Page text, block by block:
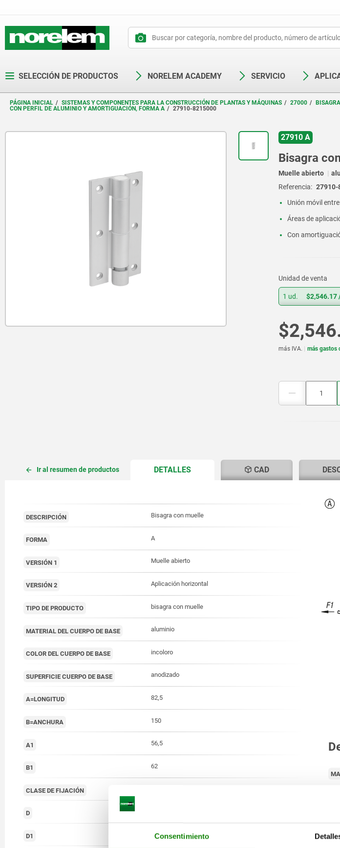
Consentimiento
SELECCIÓN DE PRODUCTOS NORELEM ACADEMY SERVICIO
PÁGINA INICIAL SISTEMAS Y COMPONENTES PARA LA CONSTRUCCIÓN DE PLANTAS Y MÁQUINAS 27000
CON PERFIL DE ALUMINIO Y AMORTIGUACIÓN, FORMA A
27910-8215000
27910 A
Bisagra
Muelle abierto
Referencia: 27910-
Unión móvil
Áreas de
Con
Unidad de venta
1 ud. $2,546.17
más IVA. más gastos
Ir al resumen de productos DETALLESCURRENT
CAD
DESCRIPCIÓN Bisagra con muelle
FORMA A
VERSIÓN 1 Muelle abierto
VERSIÓN 2 Aplicación horizontal
TIPO DE PRODUCTO bisagra con muelle
MATERIAL DEL CUERPO DE BASE aluminio
COLOR DEL CUERPO DE BASE incoloro
SUPERFICIE CUERPO DE BASE anodizado
A=LONGITUD 82,5
B=ANCHURA 150
A1 56,5
B1 62
CLASE DE FIJACIÓN
D
D1 10,2